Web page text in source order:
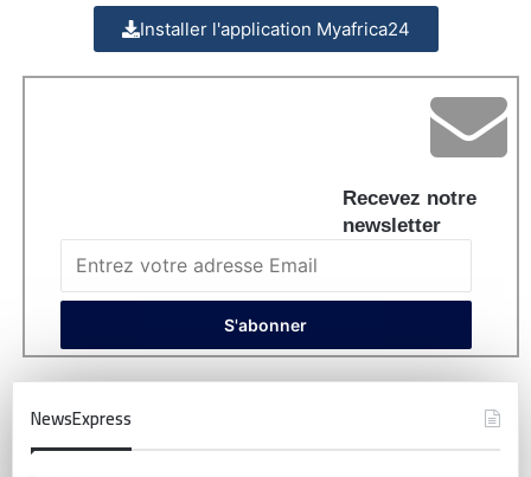
Installer l'application Myafrica24
Recevez notre
newsletter
NewsExpress